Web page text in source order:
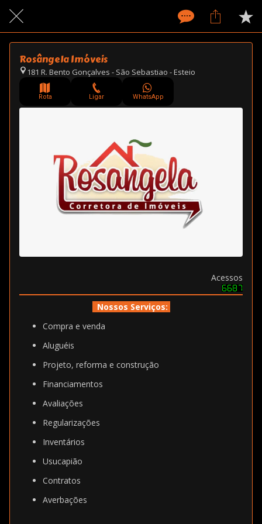
Rosângela Imóveis
181 R. Bento Gonçalves - São Sebastiao - Esteio
Rota Ligar WhatsApp
Acessos
Nossos Serviços:
Compra e venda
Aluguéis
Projeto, reforma e construção
Financiamentos
Avaliações
Regularizações
Inventários
Usucapião
Contratos
Averbações